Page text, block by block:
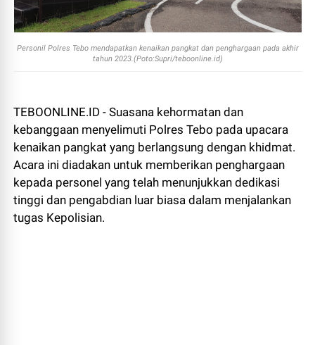
Personil Polres Tebo mendapatkan kenaikan pangkat dan penghargaan pada akhir
tahun 2023.(Poto:Supri/teboonline.id)
TEBOONLINE.ID - Suasana kehormatan dan
kebanggaan menyelimuti Polres Tebo pada upacara
kenaikan pangkat yang berlangsung dengan khidmat.
Acara ini diadakan untuk memberikan penghargaan
kepada personel yang telah menunjukkan dedikasi
tinggi dan pengabdian luar biasa dalam menjalankan
tugas Kepolisian.